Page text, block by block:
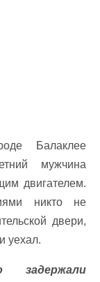
Балаклее
мужчина
двигателем.
никто не
двери,
уехал.
задержали